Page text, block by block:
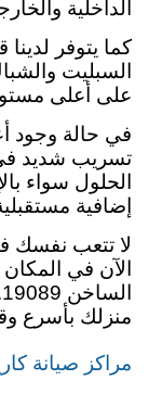
الداخلية
كما يتوفر
السبليت
على أعلى
في حالة وجود
تسريب شديد في
الحلول سواء
إضافية
لا تتعب نفسك
الآن في
منزلك بأسرع
مراكز صيانة